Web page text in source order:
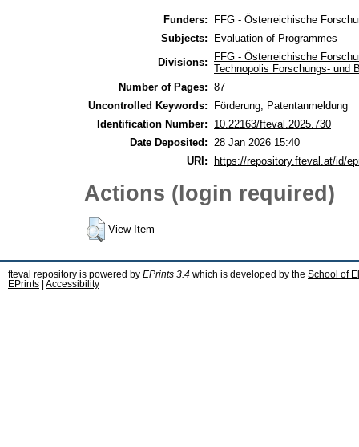
Funders:
FFG - Österreichische
Subjects:
Evaluation of Programmes
Divisions:
FFG - Österreichische
Technopolis Forschungs- und
Number of Pages: 87
Uncontrolled Keywords:
Förderung, Patentanmeldung
Identification Number:
10.22163/fteval.2025.730
Date Deposited:
28 Jan 2026 15:40
URI:
https://repository.fteval.at/id/
Actions (login required)
View Item
fteval repository is powered by EPrints 3.4 which is developed by the School of
EPrints
Accessibility